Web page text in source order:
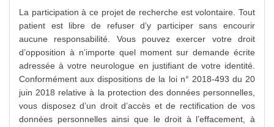
La participation à ce projet de recherche est volontaire. Tout
patient est libre de refuser d’y participer sans encourir
aucune responsabilité. Vous pouvez exercer votre droit
d’opposition à n’importe quel moment sur demande écrite
adressée à votre neurologue en justifiant de votre identité.
Conformément aux dispositions de la loi n° 2018-493 du 20
juin 2018 relative à la protection des données personnelles,
vous disposez d’un droit d’accès et de rectification de vos
données personnelles ainsi que le droit à l’effacement, à